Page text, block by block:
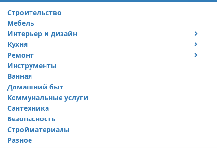
Строительство
Мебель
Интерьер и дизайн
Дизайн дачи
Дизайн квартиры
Кухня
Посуда
Ремонт
Ремонт дачи
Ремонт квартиры
Инструменты
Ванная
Домашний быт
Коммунальные услуги
Сантехника
Безопасность
Стройматериалы
Разное